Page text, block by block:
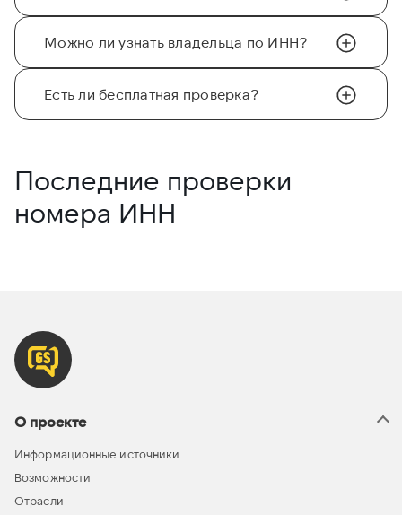
Можно ли узнать владельца по ИНН?
Есть ли бесплатная проверка?
Последние проверки
номера ИНН
О проекте
Информационные источники
Возможности
Отрасли